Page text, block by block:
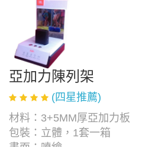
亞加力陳列架
(四星推薦)
材料：3+5MM厚亞加力板
包裝：立體，1套一箱